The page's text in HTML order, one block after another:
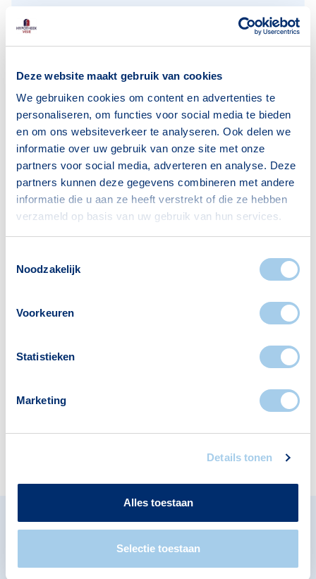
Deze website maakt gebruik van cookies
We gebruiken cookies om content en advertenties te
personaliseren, om functies voor social media te bieden
en om ons websiteverkeer te analyseren. Ook delen we
informatie over uw gebruik van onze site met onze
partners voor social media, adverteren en analyse. Deze
partners kunnen deze gegevens combineren met andere
informatie die u aan ze heeft verstrekt of die ze hebben
verzameld op basis van uw gebruik van hun services.
Noodzakelijk
Voorkeuren
Statistieken
Marketing
Details tonen
Alles toestaan
Selectie toestaan
Alleenwonend
1306
Gezin zonder kinderen
734
Bron: CBS
Voorzieningen in
Generalenbuurt
Deze wijk heeft het allemaal voor je. Zo vind je
Scholen Supermarkten
Restaurants
Omliggende buurten in
Eindhoven